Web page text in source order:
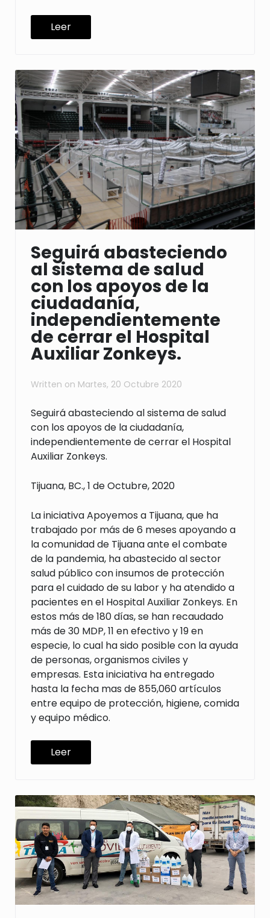
Leer
Seguirá abasteciendo
al sistema de salud
con los apoyos de la
ciudadanía,
independientemente
de cerrar el Hospital
Auxiliar Zonkeys.
Written on Martes, 20 Octubre 2020
Seguirá abasteciendo al sistema de salud
con los apoyos de la ciudadanía,
independientemente de cerrar el Hospital
Auxiliar Zonkeys.
Tijuana, BC., 1 de Octubre, 2020
La iniciativa Apoyemos a Tijuana, que ha
trabajado por más de 6 meses apoyando a
la comunidad de Tijuana ante el combate
de la pandemia, ha abastecido al sector
salud público con insumos de protección
para el cuidado de su labor y ha atendido a
pacientes en el Hospital Auxiliar Zonkeys. En
estos más de 180 días, se han recaudado
más de 30 MDP, 11 en efectivo y 19 en
especie, lo cual ha sido posible con la ayuda
de personas, organismos civiles y
empresas. Esta iniciativa ha entregado
hasta la fecha mas de 855,060 artículos
entre equipo de protección, higiene, comida
y equipo médico.
Leer